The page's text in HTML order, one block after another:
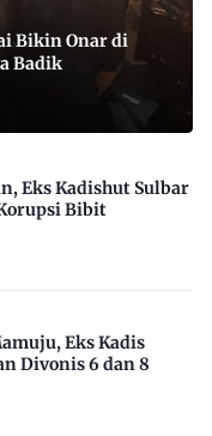
Bikin Onar di
Badik
Eks Kadishut Sulbar
Bibit
Eks Kadis
Divonis 6 dan 8